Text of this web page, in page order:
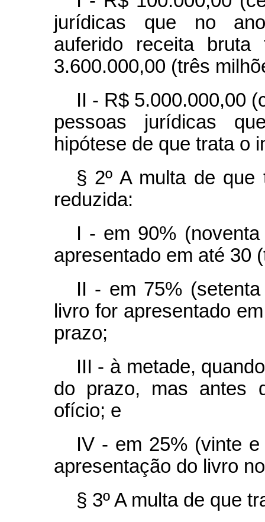
jurídicas que no
auferido receita
3.600.000,00 (três
II - R$ 5.000.000,00
pessoas jurídicas
hipótese de que trata o
§ 2º A multa de
reduzida:
I - em 90%
apresentado em até 30
II - em 75%
livro for apresentado
prazo;
III - à metade,
do prazo, mas antes
ofício; e
IV - em 25% (vinte
apresentação do livro
§ 3º A multa de que